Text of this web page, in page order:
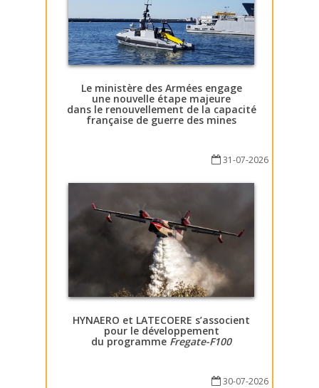
Le ministère des Armées engage
une nouvelle étape majeure
dans le renouvellement de la capacité
française de guerre des mines
31-07-2026
HYNAERO et LATECOERE s’associent
pour le développement
du programme Fregate-F100
30-07-2026